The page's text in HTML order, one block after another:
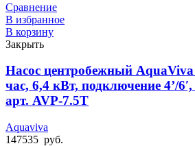
Сравнение
В избранное
В корзину
Закрыть
Насос центробежный
час, 6,4 кВт, подключение 4’/
арт. AVP-7.5T
Aquaviva
147535 руб.